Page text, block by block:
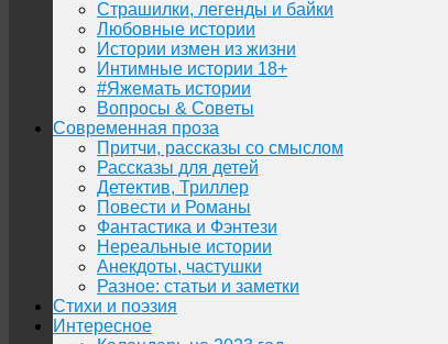
Страшилки, легенды и байки
Любовные истории
Истории измен из жизни
Интимные истории 18+
#Яжемать истории
Вопросы & Советы
Современная проза
Притчи, рассказы со смыслом
Рассказы для детей
Детектив, Триллер
Повести и Романы
Фантастика и Фэнтези
Нереальные истории
Анекдоты, частушки
Разное: статьи и заметки
Стихи и поэзия
Интересное